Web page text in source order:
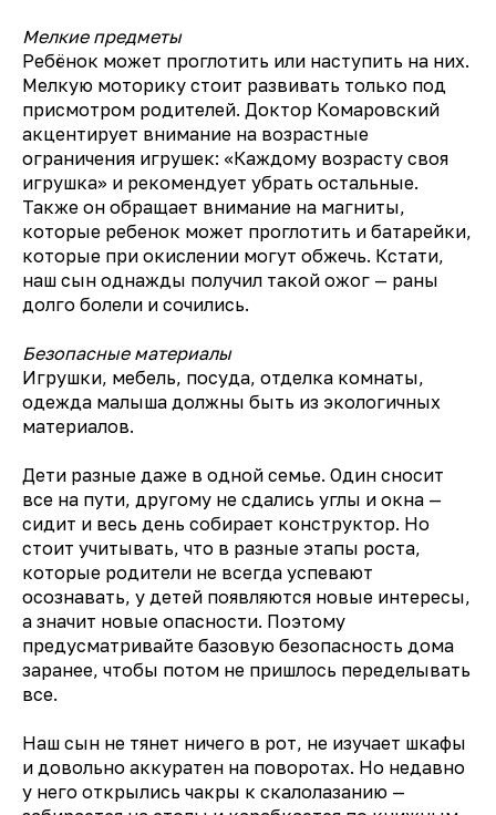
Мелкие предметы
Ребёнок может проглотить или наступить на них.
Мелкую моторику стоит развивать только под
присмотром родителей. Доктор Комаровский
акцентирует внимание на возрастные
ограничения игрушек: «Каждому возрасту своя
игрушка» и рекомендует убрать остальные.
Также он обращает внимание на магниты,
которые ребенок может проглотить и батарейки,
которые при окислении могут обжечь. Кстати,
наш сын однажды получил такой ожог — раны
долго болели и сочились.
Безопасные материалы
Игрушки, мебель, посуда, отделка комнаты,
одежда малыша должны быть из экологичных
материалов.
Дети разные даже в одной семье. Один сносит
все на пути, другому не сдались углы и окна —
сидит и весь день собирает конструктор. Но
стоит учитывать, что в разные этапы роста,
которые родители не всегда успевают
осознавать, у детей появляются новые интересы,
а значит новые опасности. Поэтому
предусматривайте базовую безопасность дома
заранее, чтобы потом не пришлось переделывать
все.
Наш сын не тянет ничего в рот, не изучает шкафы
и довольно аккуратен на поворотах. Но недавно
у него открылись чакры к скалолазанию —